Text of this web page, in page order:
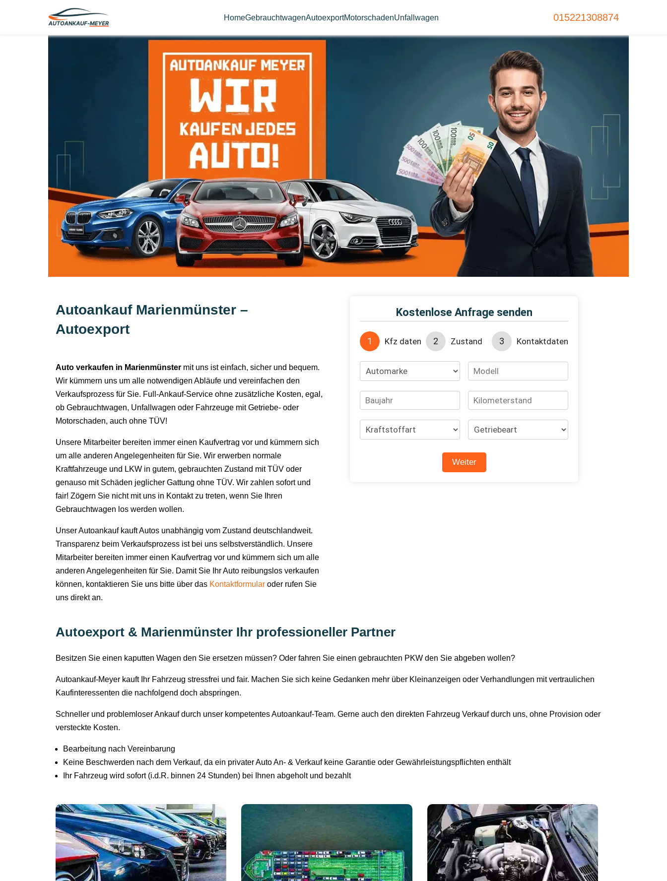
HomeGebrauchtwagenAutoexportMotorschadenUnfallwagen 015221308874
Autoankauf Marienmünster –
Autoexport
Auto verkaufen in Marienmünster mit uns ist einfach, sicher und bequem.
Wir kümmern uns um alle notwendigen Abläufe und vereinfachen den
Verkaufsprozess für Sie. Full-Ankauf-Service ohne zusätzliche Kosten, egal,
ob Gebrauchtwagen, Unfallwagen oder Fahrzeuge mit Getriebe- oder
Motorschaden, auch ohne TÜV!
Unsere Mitarbeiter bereiten immer einen Kaufvertrag vor und kümmern sich
um alle anderen Angelegenheiten für Sie. Wir erwerben normale
Kraftfahrzeuge und LKW in gutem, gebrauchten Zustand mit TÜV oder
genauso mit Schäden jeglicher Gattung ohne TÜV. Wir zahlen sofort und
fair! Zögern Sie nicht mit uns in Kontakt zu treten, wenn Sie Ihren
Gebrauchtwagen los werden wollen.
Unser Autoankauf kauft Autos unabhängig vom Zustand deutschlandweit.
Transparenz beim Verkaufsprozess ist bei uns selbstverständlich. Unsere
Mitarbeiter bereiten immer einen Kaufvertrag vor und kümmern sich um alle
anderen Angelegenheiten für Sie. Damit Sie Ihr Auto reibungslos verkaufen
können, kontaktieren Sie uns bitte über das Kontaktformular oder rufen Sie
uns direkt an.
Autoexport & Marienmünster Ihr professioneller Partner
Besitzen Sie einen kaputten Wagen den Sie ersetzen müssen? Oder fahren Sie einen gebrauchten PKW den Sie abgeben wollen?
Autoankauf-Meyer kauft Ihr Fahrzeug stressfrei und fair. Machen Sie sich keine Gedanken mehr über Kleinanzeigen oder Verhandlungen mit vertraulichen
Kaufinteressenten die nachfolgend doch abspringen.
Schneller und problemloser Ankauf durch unser kompetentes Autoankauf-Team. Gerne auch den direkten Fahrzeug Verkauf durch uns, ohne Provision oder
versteckte Kosten.
Bearbeitung nach Vereinbarung
Keine Beschwerden nach dem Verkauf, da ein privater Auto An- & Verkauf keine Garantie oder Gewährleistungspflichten enthält
Ihr Fahrzeug wird sofort (i.d.R. binnen 24 Stunden) bei Ihnen abgeholt und bezahlt